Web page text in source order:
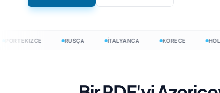
RUSÇA İTALYANCA KORECE